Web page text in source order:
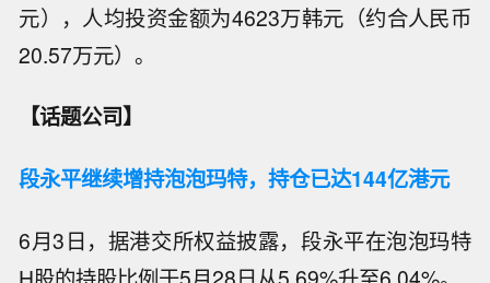
元），人均投资金额为4623万韩元（约合人民币
20.57万元）。
【话题公司】
段永平继续增持泡泡玛特，持仓已达144亿港元
6月3日，据港交所权益披露，段永平在泡泡玛特